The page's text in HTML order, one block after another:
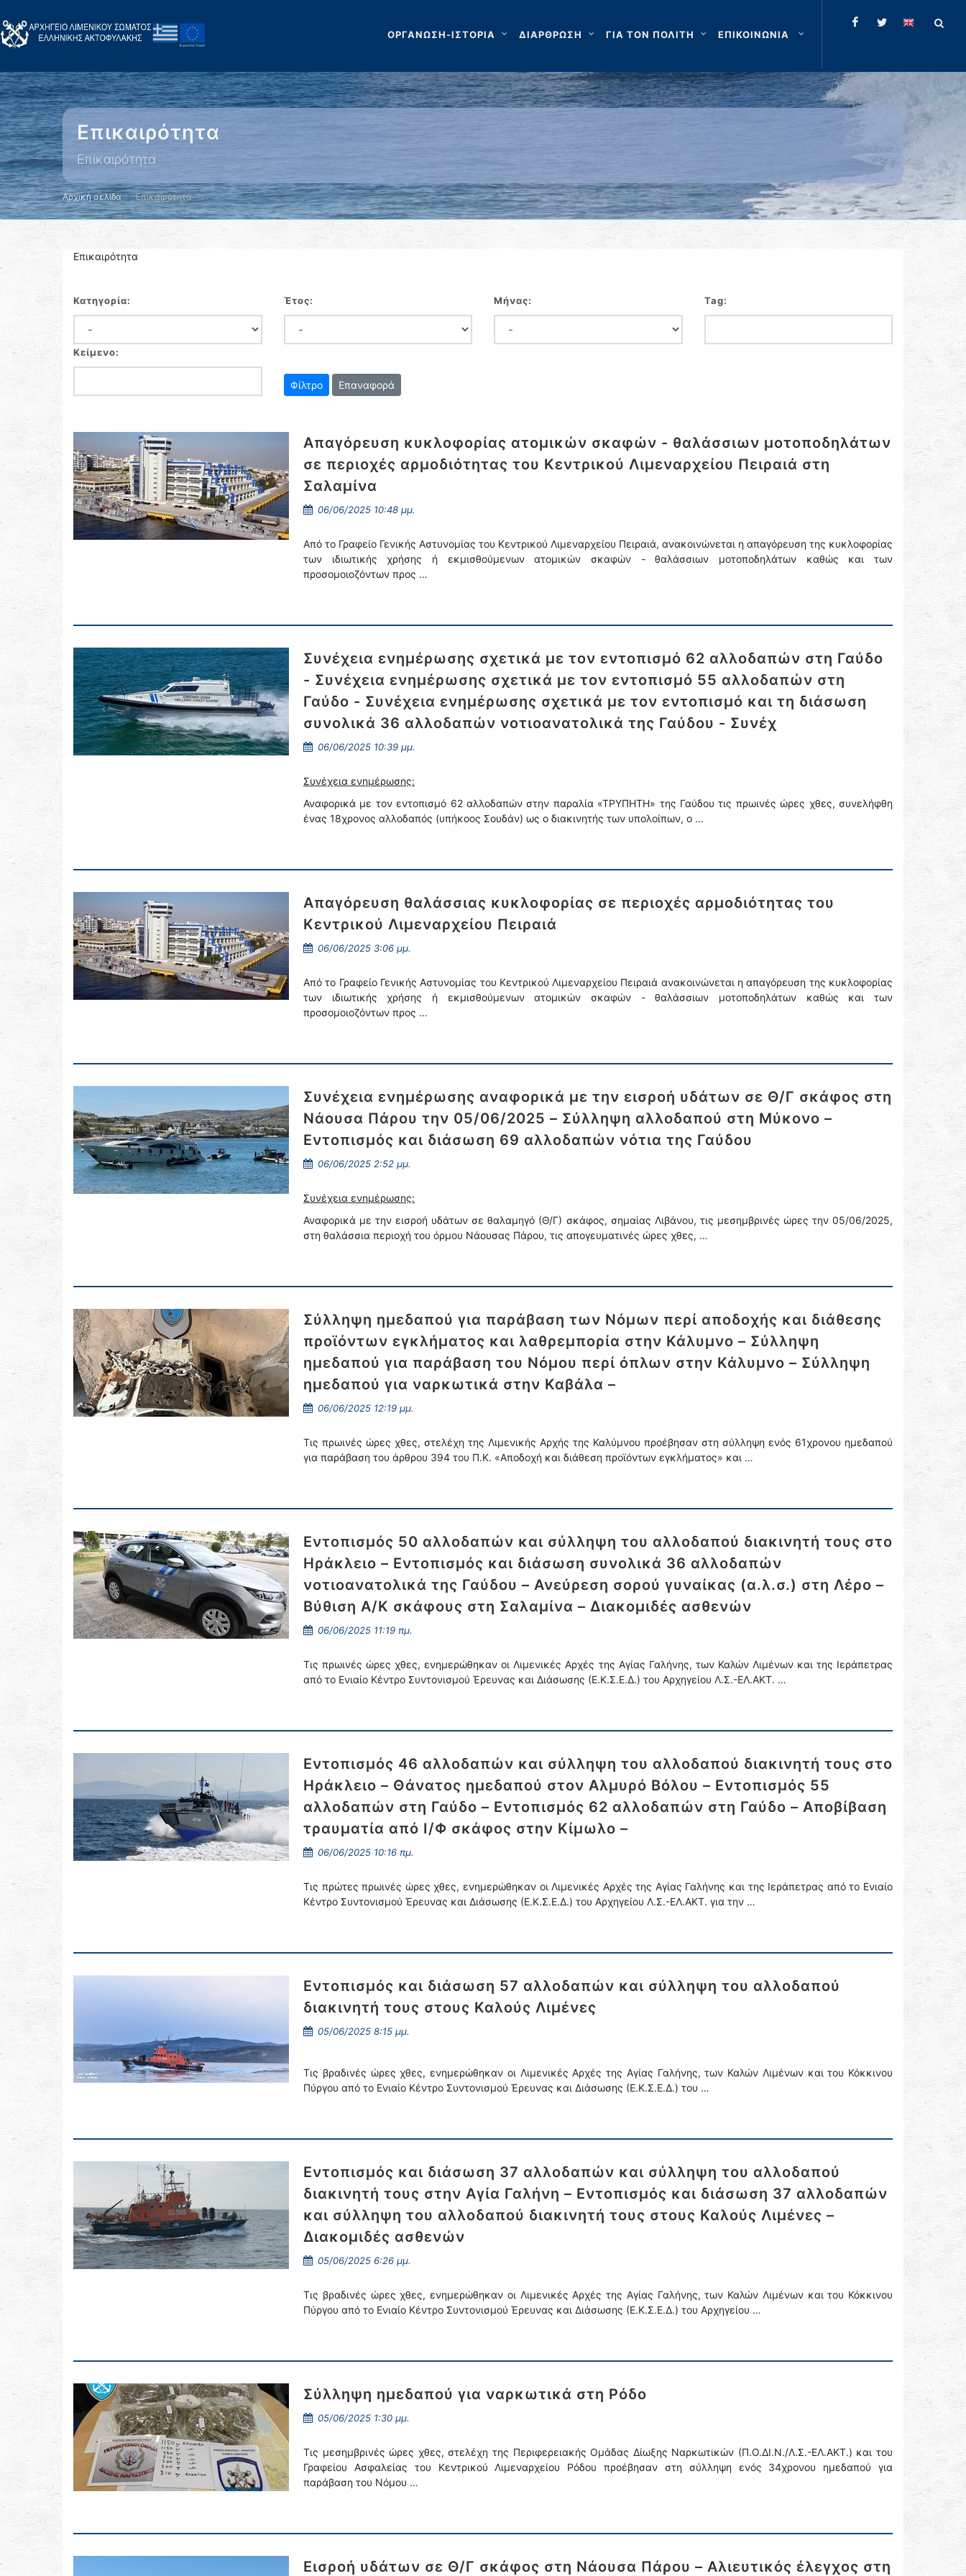
ΟΡΓΑΝΩΣΗ-ΙΣΤΟΡΙΑ ΔΙΑΡΘΡΩΣΗ ΓΙΑ ΤΟΝ ΠΟΛΙΤΗ ΕΠΙΚΟΙΝΩΝΙΑ
Επικαιρότητα
Επικαιρότητα
Αρχική σελίδα Επικαιρότητα
Επικαιρότητα
Κατηγορία: Έτος: Μήνας: Tag:
Κείμενο:
Επαναφορά
Απαγόρευση κυκλοφορίας ατομικών σκαφών - θαλάσσιων μοτοποδηλάτων
σε περιοχές αρμοδιότητας του Κεντρικού Λιμεναρχείου Πειραιά στη
Σαλαμίνα
06/06/2025 10:48 μμ.
Από το Γραφείο Γενικής Αστυνομίας του Κεντρικού Λιμεναρχείου Πειραιά, ανακοινώνεται η απαγόρευση της κυκλοφορίας
των ιδιωτικής χρήσης ή εκμισθούμενων ατομικών σκαφών - θαλάσσιων μοτοποδηλάτων καθώς και των
προσομοιοζόντων προς …
Συνέχεια ενημέρωσης σχετικά με τον εντοπισμό 62 αλλοδαπών στη Γαύδο
- Συνέχεια ενημέρωσης σχετικά με τον εντοπισμό 55 αλλοδαπών στη
Γαύδο - Συνέχεια ενημέρωσης σχετικά με τον εντοπισμό και τη διάσωση
συνολικά 36 αλλοδαπών νοτιοανατολικά της Γαύδου - Συνέχ
06/06/2025 10:39 μμ.
Συνέχεια ενημέρωσης:
Αναφορικά με τον εντοπισμό 62 αλλοδαπών στην παραλία «ΤΡΥΠΗΤΗ» της Γαύδου τις πρωινές ώρες χθες, συνελήφθη
ένας 18χρονος αλλοδαπός (υπήκοος Σουδάν) ως ο διακινητής των υπολοίπων, ο …
Απαγόρευση θαλάσσιας κυκλοφορίας σε περιοχές αρμοδιότητας του
Κεντρικού Λιμεναρχείου Πειραιά
06/06/2025 3:06 μμ.
Από το Γραφείο Γενικής Αστυνομίας του Κεντρικού Λιμεναρχείου Πειραιά ανακοινώνεται η απαγόρευση της κυκλοφορίας
των ιδιωτικής χρήσης ή εκμισθούμενων ατομικών σκαφών - θαλάσσιων μοτοποδηλάτων καθώς και των
προσομοιοζόντων προς …
Συνέχεια ενημέρωσης αναφορικά με την εισροή υδάτων σε Θ/Γ σκάφος στη
Νάουσα Πάρου την 05/06/2025 – Σύλληψη αλλοδαπού στη Μύκονο –
Εντοπισμός και διάσωση 69 αλλοδαπών νότια της Γαύδου
06/06/2025 2:52 μμ.
Συνέχεια ενημέρωσης:
Αναφορικά με την εισροή υδάτων σε θαλαμηγό (Θ/Γ) σκάφος, σημαίας Λιβάνου, τις μεσημβρινές ώρες την 05/06/2025,
στη θαλάσσια περιοχή του όρμου Νάουσας Πάρου, τις απογευματινές ώρες χθες, …
Σύλληψη ημεδαπού για παράβαση των Νόμων περί αποδοχής και διάθεσης
προϊόντων εγκλήματος και λαθρεμπορία στην Κάλυμνο – Σύλληψη
ημεδαπού για παράβαση του Νόμου περί όπλων στην Κάλυμνο – Σύλληψη
ημεδαπού για ναρκωτικά στην Καβάλα –
06/06/2025 12:19 μμ.
Τις πρωινές ώρες χθες, στελέχη της Λιμενικής Αρχής της Καλύμνου προέβησαν στη σύλληψη ενός 61χρονου ημεδαπού
για παράβαση του άρθρου 394 του Π.Κ. «Αποδοχή και διάθεση προϊόντων εγκλήματος» και …
Εντοπισμός 50 αλλοδαπών και σύλληψη του αλλοδαπού διακινητή τους στο
Ηράκλειο – Εντοπισμός και διάσωση συνολικά 36 αλλοδαπών
νοτιοανατολικά της Γαύδου – Ανεύρεση σορού γυναίκας (α.λ.σ.) στη Λέρο –
Βύθιση Α/Κ σκάφους στη Σαλαμίνα – Διακομιδές ασθενών
06/06/2025 11:19 πμ.
Τις πρωινές ώρες χθες, ενημερώθηκαν οι Λιμενικές Αρχές της Αγίας Γαλήνης, των Καλών Λιμένων και της Ιεράπετρας
από το Ενιαίο Κέντρο Συντονισμού Έρευνας και Διάσωσης (Ε.Κ.Σ.Ε.Δ.) του Αρχηγείου Λ.Σ.-ΕΛ.ΑΚΤ. …
Εντοπισμός 46 αλλοδαπών και σύλληψη του αλλοδαπού διακινητή τους στο
Ηράκλειο – Θάνατος ημεδαπού στον Αλμυρό Βόλου – Εντοπισμός 55
αλλοδαπών στη Γαύδο – Εντοπισμός 62 αλλοδαπών στη Γαύδο – Αποβίβαση
τραυματία από Ι/Φ σκάφος στην Κίμωλο –
06/06/2025 10:16 πμ.
Τις πρώτες πρωινές ώρες χθες, ενημερώθηκαν οι Λιμενικές Αρχές της Αγίας Γαλήνης και της Ιεράπετρας από το Ενιαίο
Κέντρο Συντονισμού Έρευνας και Διάσωσης (Ε.Κ.Σ.Ε.Δ.) του Αρχηγείου Λ.Σ.-ΕΛ.ΑΚΤ. για την …
Εντοπισμός και διάσωση 57 αλλοδαπών και σύλληψη του αλλοδαπού
διακινητή τους στους Καλούς Λιμένες
05/06/2025 8:15 μμ.
Τις βραδινές ώρες χθες, ενημερώθηκαν οι Λιμενικές Αρχές της Αγίας Γαλήνης, των Καλών Λιμένων και του Κόκκινου
Πύργου από το Ενιαίο Κέντρο Συντονισμού Έρευνας και Διάσωσης (Ε.Κ.Σ.Ε.Δ.) του …
Εντοπισμός και διάσωση 37 αλλοδαπών και σύλληψη του αλλοδαπού
διακινητή τους στην Αγία Γαλήνη – Εντοπισμός και διάσωση 37 αλλοδαπών
και σύλληψη του αλλοδαπού διακινητή τους στους Καλούς Λιμένες –
Διακομιδές ασθενών
05/06/2025 6:26 μμ.
Τις βραδινές ώρες χθες, ενημερώθηκαν οι Λιμενικές Αρχές της Αγίας Γαλήνης, των Καλών Λιμένων και του Κόκκινου
Πύργου από το Ενιαίο Κέντρο Συντονισμού Έρευνας και Διάσωσης (Ε.Κ.Σ.Ε.Δ.) του Αρχηγείου …
Σύλληψη ημεδαπού για ναρκωτικά στη Ρόδο
05/06/2025 1:30 μμ.
Τις μεσημβρινές ώρες χθες, στελέχη της Περιφερειακής Ομάδας Δίωξης Ναρκωτικών (Π.Ο.ΔΙ.Ν./Λ.Σ.-ΕΛ.ΑΚΤ.) και του
Γραφείου Ασφαλείας του Κεντρικού Λιμεναρχείου Ρόδου προέβησαν στη σύλληψη ενός 34χρονου ημεδαπού για
παράβαση του Νόμου …
Εισροή υδάτων σε Θ/Γ σκάφος στη Νάουσα Πάρου – Αλιευτικός έλεγχος στη